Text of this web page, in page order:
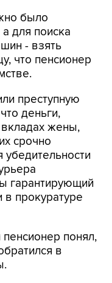
было
для поиска
- взять
что пенсионер
преступную
деньги,
жены,
срочно
убедительности
гарантирующий
в прокуратуре
понял,
в